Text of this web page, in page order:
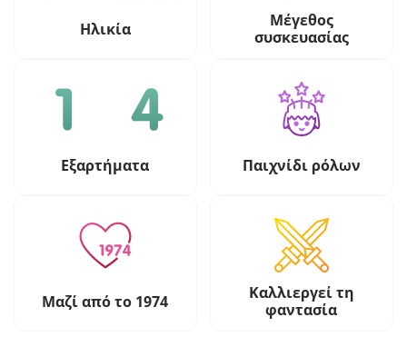
Ηλικία
Μέγεθος
συσκευασίας
Εξαρτήματα Παιχνίδι ρόλων
Μαζί από το 1974
Καλλιεργεί τη
φαντασία